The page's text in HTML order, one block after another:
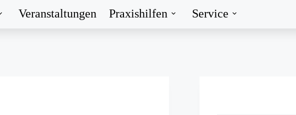
Veranstaltungen Praxishilfen Service